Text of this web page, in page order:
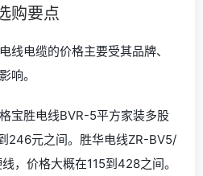
购要点
线电缆的价格主要受其品牌、
响。
宝胜电线BVR-5平方家装多股
246元之间。胜华电线ZR-BV5/
，价格大概在115到428之间。